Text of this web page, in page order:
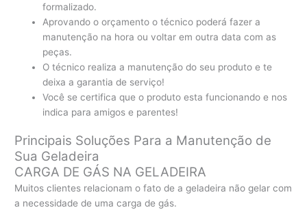
formalizado.
Aprovando o orçamento o técnico poderá fazer a
manutenção na hora ou voltar em outra data com as
peças.
O técnico realiza a manutenção do seu produto e te
deixa a garantia de serviço!
Você se certifica que o produto esta funcionando e nos
indica para amigos e parentes!
Principais Soluções Para a Manutenção de
Sua Geladeira
CARGA DE GÁS NA GELADEIRA
Muitos clientes relacionam o fato de a geladeira não gelar com
a necessidade de uma carga de gás.